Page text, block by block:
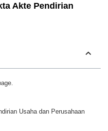
Akte Pendirian
Usaha dan Perusahaan